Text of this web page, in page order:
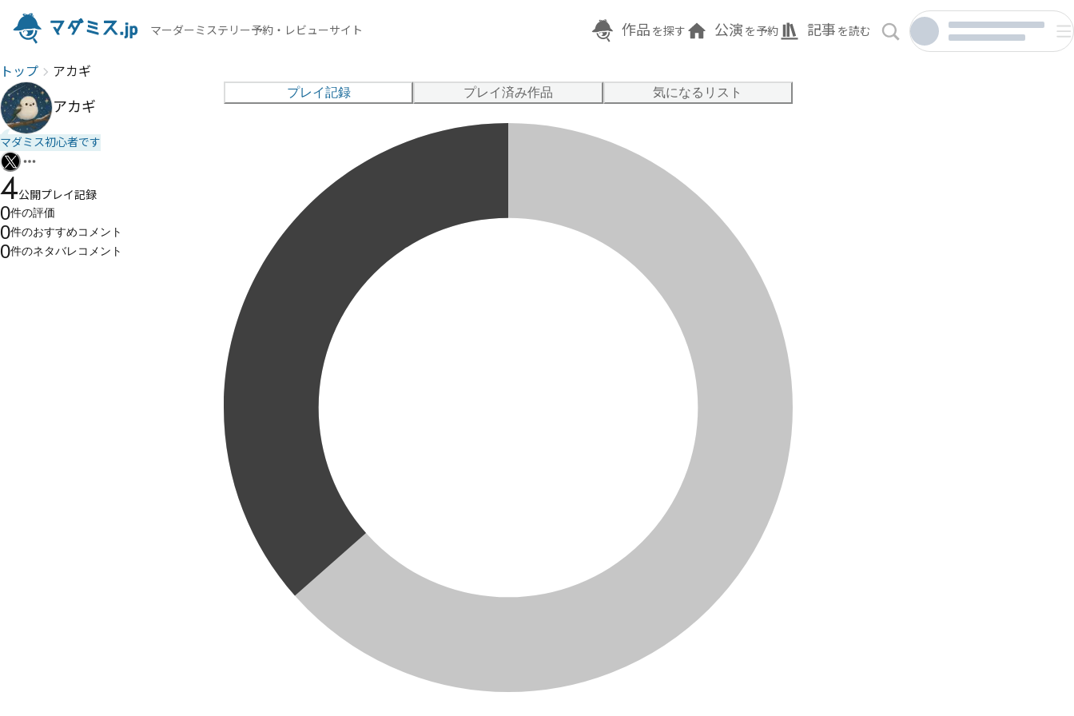
マーダーミステリー予約・レビューサイト 作品 を探す 公演 を予約 記事 を読む
トップ アカギ
アカギ
マダミス初心者です
4公開プレイ記録
0件の評価
0件のおすすめコメント
0件のネタバレコメント
プレイ記録 プレイ済み作品 気になるリスト